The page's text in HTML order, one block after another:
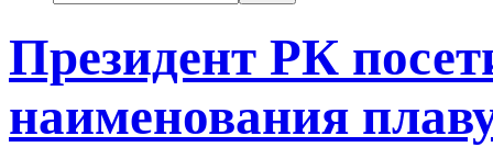
Президент РК
наименования